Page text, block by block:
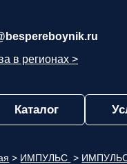
в регионах >
Каталог
> ИМПУЛЬС >